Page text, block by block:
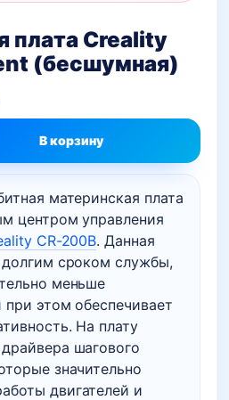
плата Creality
(бесшумная)
материнская плата
центром управления
CR-200B. Данная
долгим сроком службы,
меньше
при этом обеспечивает
На плату
шагового
значительно
двигателей и
В корзину